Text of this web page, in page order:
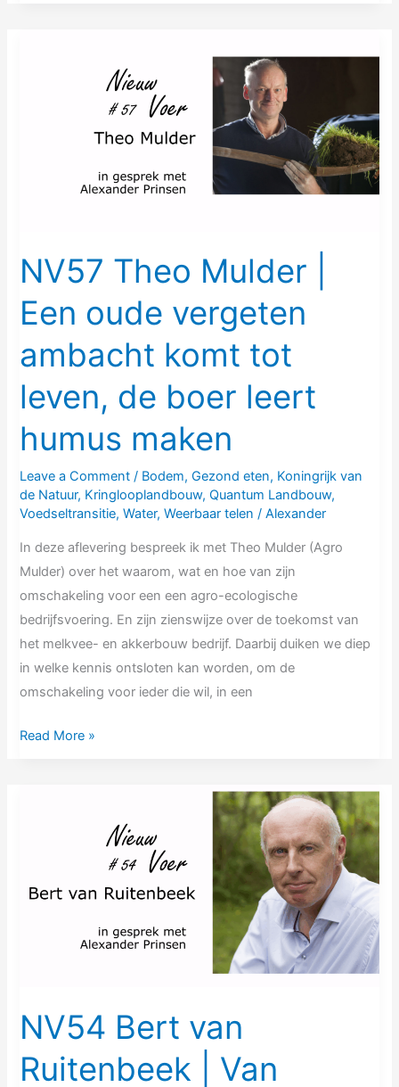
NV57 Theo Mulder |
Een oude vergeten
ambacht komt tot
leven, de boer leert
humus maken
Leave a Comment / Bodem,Gezond eten, Koningrijk van
de Natuur, Kringlooplandbouw,Quantum Landbouw,
Voedseltransitie,Water,Weerbaar telen /Alexander
In deze aflevering bespreek ik met Theo Mulder (Agro
Mulder) over het waarom, wat en hoe van zijn
omschakeling voor een een agro-ecologische
bedrijfsvoering. En zijn zienswijze over de toekomst van
het melkvee- en akkerbouw bedrijf. Daarbij duiken we diep
in welke kennis ontsloten kan worden, om de
omschakeling voor ieder die wil, in een
tot
leven,
de
boer
leert
maken
Read More »
NV54 Bert van
Ruitenbeek | Van
cultiveerder